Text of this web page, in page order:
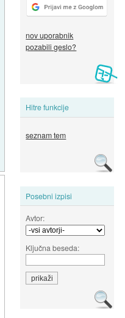
nov uporabnik
pozabili geslo?
Hitre funkcije
seznam tem
Posebni izpisi
Avtor:
Ključna beseda: